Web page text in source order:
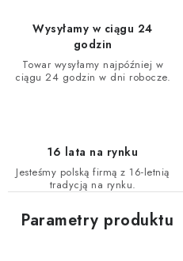
Wysyłamy w ciągu 24
godzin
Towar wysyłamy najpóźniej w
ciągu 24 godzin w dni robocze.
16 lata na rynku
Jesteśmy polską firmą z 16-letnią
tradycją na rynku.
Parametry produktu